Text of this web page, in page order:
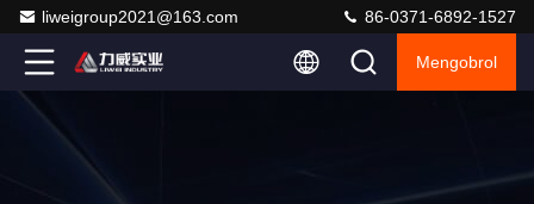
liweigroup2021@163.com 86-0371-6892-1527
Mengobrol